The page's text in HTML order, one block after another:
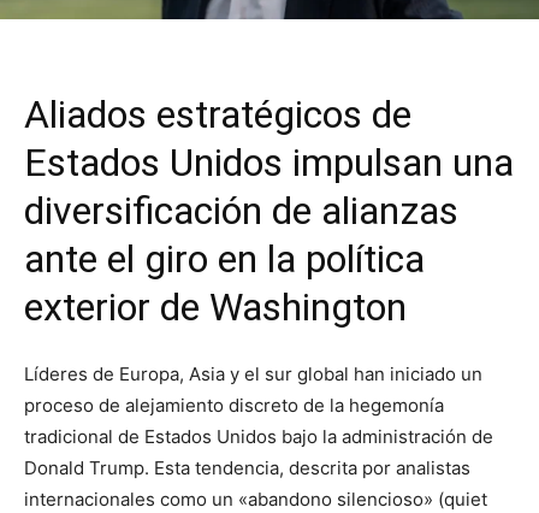
Aliados estratégicos de
Estados Unidos impulsan una
diversificación de alianzas
ante el giro en la política
exterior de Washington
Líderes de Europa, Asia y el sur global han iniciado un
proceso de alejamiento discreto de la hegemonía
tradicional de Estados Unidos bajo la administración de
Donald Trump. Esta tendencia, descrita por analistas
internacionales como un «abandono silencioso» (quiet